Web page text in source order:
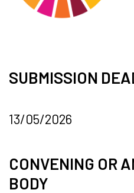
SUBMISSION
13/05/2026
CONVENING OR
BODY